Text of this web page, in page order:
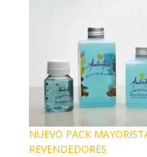
NUEVO PACK
REVENDEDORES